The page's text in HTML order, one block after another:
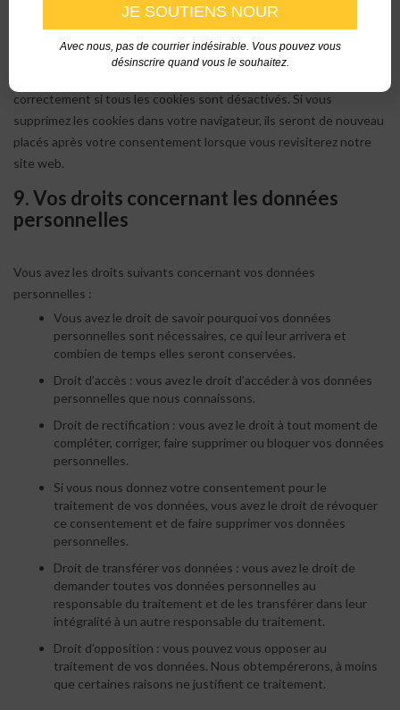
options, reportez-vous aux instructions de la section Aide de votre
navigateur.
correctement si tous les cookies sont désactivés. Si vous
supprimez les cookies dans votre navigateur, ils seront de nouveau
placés après votre consentement lorsque vous revisiterez notre
site web.
9. Vos droits concernant les données
personnelles
Vous avez les droits suivants concernant vos données
personnelles :
Vous avez le droit de savoir pourquoi vos données
personnelles sont nécessaires, ce qui leur arrivera et
combien de temps elles seront conservées.
Droit d’accès : vous avez le droit d’accéder à vos données
personnelles que nous connaissons.
Droit de rectification : vous avez le droit à tout moment de
compléter, corriger, faire supprimer ou bloquer vos données
personnelles.
Si vous nous donnez votre consentement pour le
traitement de vos données, vous avez le droit de révoquer
ce consentement et de faire supprimer vos données
personnelles.
Droit de transférer vos données : vous avez le droit de
demander toutes vos données personnelles au
responsable du traitement et de les transférer dans leur
intégralité à un autre responsable du traitement.
Droit d’opposition : vous pouvez vous opposer au
traitement de vos données. Nous obtempérerons, à moins
que certaines raisons ne justifient ce traitement.
Avec nous, pas de courrier indésirable. Vous pouvez vous
désinscrire quand vous le souhaitez.